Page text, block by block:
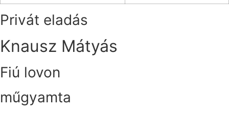
Privát eladás
Knausz Mátyás
Fiú lovon
műgyamta